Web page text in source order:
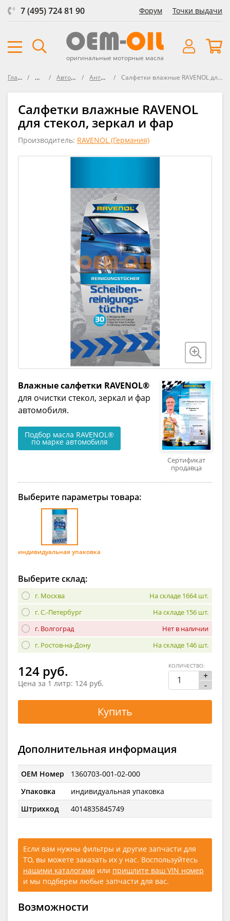
7 (495) 724 81 90 Форум Точки выдачи
оригинальные моторные масла
Главная Масла Автомобили Антифризы Салфетки влажные RAVENOL для стекол, зеркал и фар
Салфетки влажные RAVENOL
для стекол, зеркал и фар
Производитель: RAVENOL (Германия)
Влажные салфетки RAVENOL®
для очистки стекол, зеркал и фар
автомобиля.
Подбор масла RAVENOL®
по марке автомобиля
Сертификат
продавца
Выберите параметры товара:
индивидуальная упаковка
Выберите склад:
г. Москва
На складе 1664 шт.
г. С.-Петербург
На складе 156 шт.
г. Волгоград
Нет в наличии
г. Ростов-на-Дону
На складе 146 шт.
124 руб.
Цена за 1 литр: 124 руб.
+
-
КОЛИЧЕСТВО:
Купить
Дополнительная информация
OEM Номер
1360703-001-02-000
Упаковка
индивидуальная упаковка
Штрихкод
4014835845749
Если вам нужны фильтры и другие запчасти для
ТО, вы можете заказать их у нас. Воспользуйтесь
нашими каталогами или пришлите ваш VIN номер
и мы подберем любые запчасти для вас.
Возможности